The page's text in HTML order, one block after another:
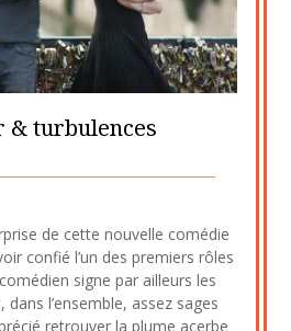
& turbulences
3
août
2023
de cette nouvelle comédie
confié l’un des premiers rôles
signe par ailleurs les
l’ensemble, assez sages
retrouver la plume acerbe